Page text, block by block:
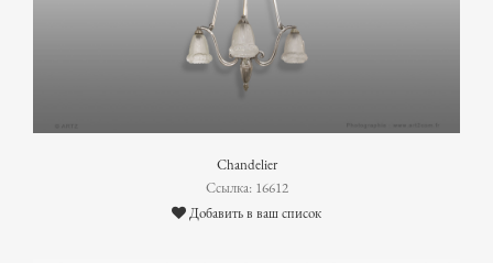
Chandelier
Ссылка: 16612
Добавить в ваш список